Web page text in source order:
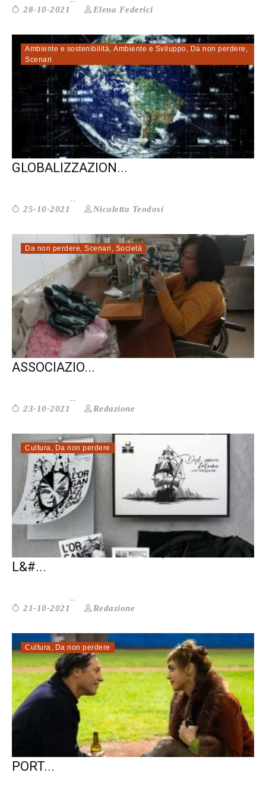
28-10-2021 Elena Federici
Ambiente e sostenibilità, Ambiente e Sviluppo, Da non perdere ,
Scenari
E SE ABBANDONASSIMO LA
GLOBALIZZAZION...
25-10-2021 Nicoletta Teodosi
Da non perdere, Scenari , Società
ASSEGNO PER INVALIDITÀ: LE
ASSOCIAZIO...
23-10-2021 Redazione
Cultura, Da non perdere
RACCONTARE LA STORIA, PER VINCERE
L&#...
21-10-2021 Redazione
Cultura, Da non perdere
MARILYN HA GLI OCCHI NERI. E NOI
PORT...